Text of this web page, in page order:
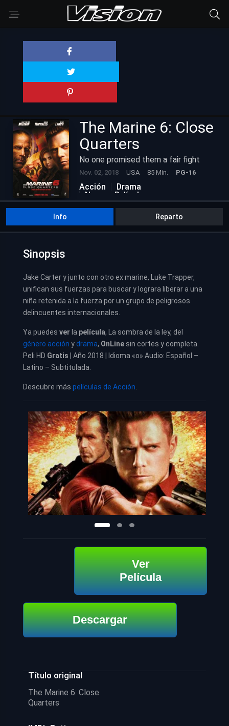
The Marine 6: Close
Quarters
No one promised them a fair fight
Nov. 02, 2018 USA 85 Min. PG-16
Acción
Drama
Nuevas Películas
Info Reparto
Sinopsis
Jake Carter y junto con otro ex marine, Luke Trapper,
unifican sus fuerzas para buscar y lograra liberar a una
niña retenida a la fuerza por un grupo de peligrosos
delincuentes internacionales.
Ya puedes ver la película, La sombra de la ley, del
género acción ydrama, OnLine sin cortes y completa.
Peli HD Gratis | Año 2018 | Idioma «o» Audio: Español –
Latino – Subtitulada.
Descubre más películas de Acción
Ver
Película
Descargar
Título original
The Marine 6: Close
Quarters